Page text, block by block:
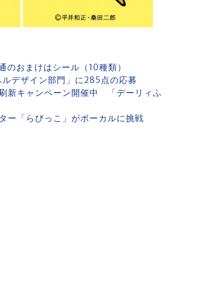
おまけはシール（10種類）
デザイン部門」に285点の応募
新キャンペーン開催中 「デーリィふ
ー「らびっこ」がボーカルに挑戦